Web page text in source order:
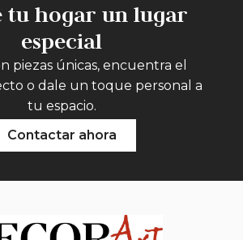
tu hogar un lugar
especial
piezas únicas, encuentra el
o dale un toque personal a
tu espacio.
Contactar ahora